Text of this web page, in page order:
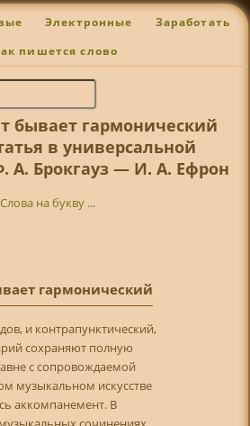
Электронные Заработать
пишется слово
бывает гармонический
в универсальной
А. Брокгауз — И. А. Ефрон
Слова на букву ...
гармонический
и контрапунктический,
сохраняют полную
с сопровождаемой
музыкальном искусстве
аккомпанемент. В